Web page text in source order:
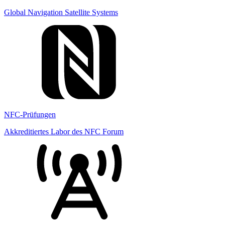
Global Navigation Satellite Systems
NFC-Prüfungen
Akkreditiertes Labor des NFC Forum